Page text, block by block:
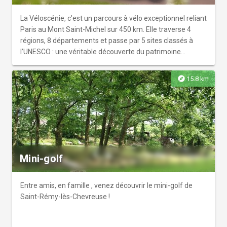
La Véloscénie, c’est un parcours à vélo exceptionnel reliant
Paris au Mont Saint-Michel sur 450 km. Elle traverse 4
régions, 8 départements et passe par 5 sites classés à
l’UNESCO : une véritable découverte du patrimoine
ou entre amis. « Sensation de liberté », « Temps retrouvé
», « Contact avec la nature et les gens », « Ravissement
des yeux », « Parcours pour tous »… Voilà la Véloscénie,
vue par ceux qui l’ont empruntée et adoptée !
explore15.8 km
Mini-golf
Entre amis, en famille , venez découvrir le mini-golf de
Saint-Rémy-lès-Chevreuse !